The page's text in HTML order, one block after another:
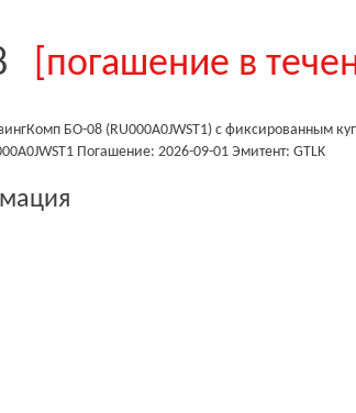
[погашение в
БО-08 (RU000A0JWST1) с фиксированным
Погашение: 2026-09-01 Эмитент: GTLK